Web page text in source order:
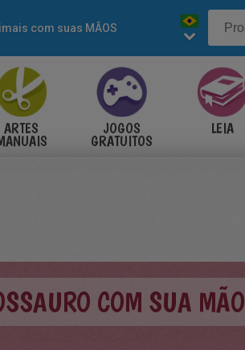
com suas MÃOS
ARTES JOGOS
GRATUITOS
LEIA
COM SUA MÃO